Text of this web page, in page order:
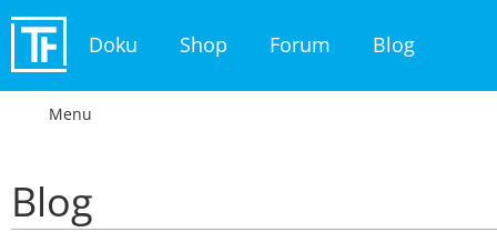
Doku Shop Forum Blog
Menu
Blog